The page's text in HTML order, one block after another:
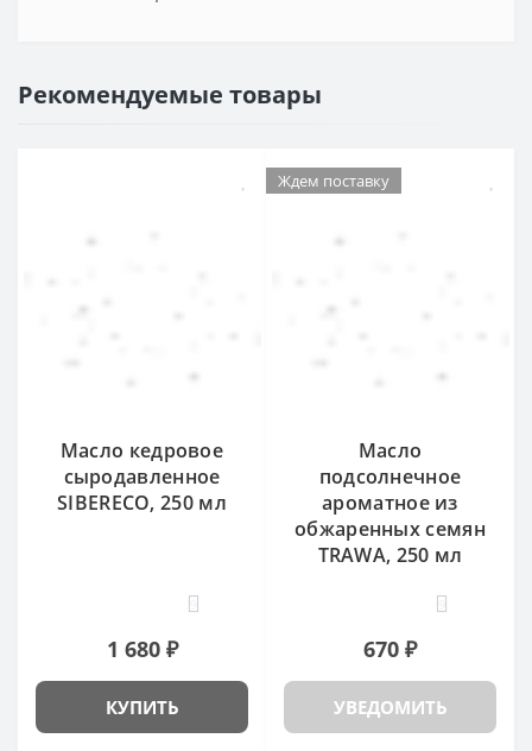
Рекомендуемые товары
Масло кедровое
сыродавленное
SIBERECO, 250 мл
1 680 ₽
КУПИТЬ
Ждем поставку
Масло
подсолнечное
ароматное из
обжаренных семян
TRAWA, 250 мл
670 ₽
УВЕДОМИТЬ